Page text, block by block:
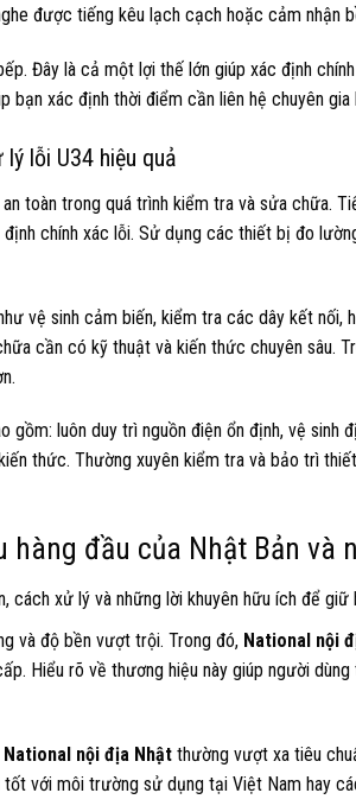
được tiếng kêu lạch cạch hoặc cảm nhận
Đây là cả một lợi thế lớn giúp xác định
bạn xác định thời điểm cần liên hệ chuyên
lỗi U34 hiệu quả
toàn trong quá trình kiểm tra và sửa chữa.
chính xác lỗi. Sử dụng các thiết bị đo
vệ sinh cảm biến, kiểm tra các dây kết nối,
cần có kỹ thuật và kiến thức chuyên sâu.
luôn duy trì nguồn điện ổn định, vệ sinh
thức. Thường xuyên kiểm tra và bảo trì
đầu của Nhật Bản và
và độ bền vượt trội. Trong đó, National nội
Hiểu rõ về thương hiệu này giúp người
National nội địa Nhật thường vượt xa tiêu
với môi trường sử dụng tại Việt Nam hay